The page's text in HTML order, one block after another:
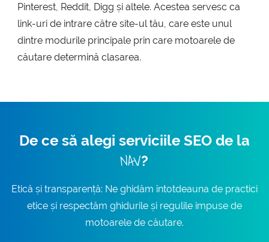
Pinterest, Reddit, Digg și altele. Acestea servesc ca
link-uri de intrare către site-ul tău, care este unul
dintre modurile principale prin care motoarele de
căutare determină clasarea.
De ce să alegi serviciile SEO de la
NAV?
Etică și transparență: Ne ghidăm întotdeauna de practici
etice și respectăm ghidurile și regulile impuse de
motoarele de căutare.